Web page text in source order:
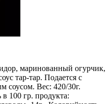
маринованный огурчик,
тар-тар. Подается с
соусом. Вес: 420/30г.
100 гр. продукта: